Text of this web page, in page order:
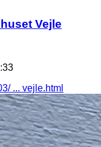
Vejle
... vejle.html